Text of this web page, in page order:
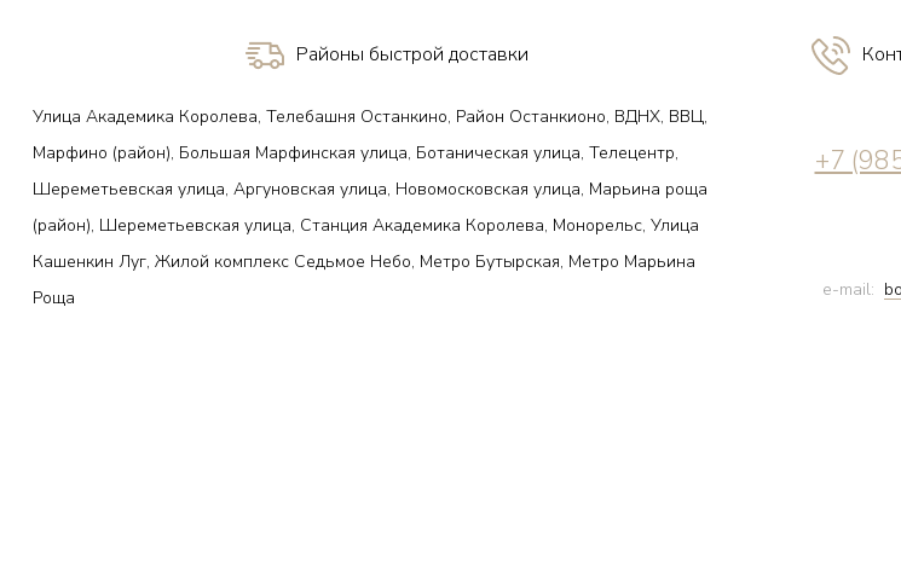
Районы быстрой доставки
Улица Академика Королева, Телебашня Останкино, Район Останкионо, ВДНХ, ВВЦ,
Марфино (район), Большая Марфинская улица, Ботаническая улица, Телецентр,
Шереметьевская улица, Аргуновская улица, Новомосковская улица, Марьина роща
(район), Шереметьевская улица, Станция Академика Королева, Монорельс, Улица
Кашенкин Луг, Жилой комплекс Седьмое Небо, Метро Бутырская, Метро Марьина
Роща
+7
e-mail: